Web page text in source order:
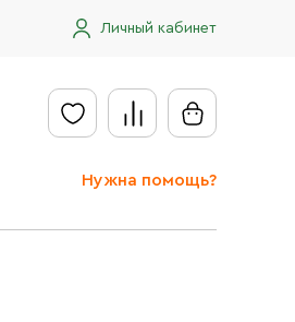
Личный кабинет
Нужна помощь?
Отправить заявку